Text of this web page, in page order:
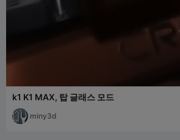
k1 K1 MAX, 탑 글래스 모드
miny3d